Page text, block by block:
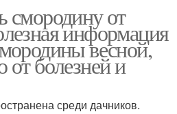
смородину от
информация
весной,
болезней и
среди дачников.